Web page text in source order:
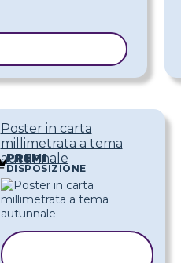
Poster in carta
millimetrata a tema
autunnale
PREMI
DISPOSIZIONE